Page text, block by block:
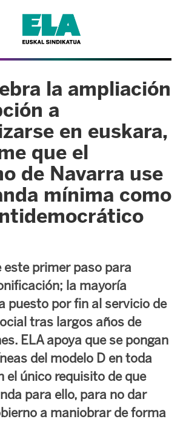
la ampliación
a
en euskara,
que el
de Navarra use
mínima como
este primer paso para
la mayoría
puesto por fin al servicio de
tras largos años de
ELA apoya que se pongan
del modelo D en toda
el único requisito de que
para ello, para no dar
a maniobrar de forma